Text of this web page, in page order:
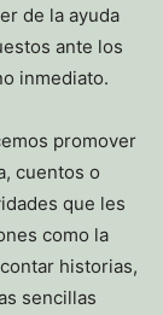
de la ayuda
ante los
inmediato.
promover
cuentos o
que les
como la
historias,
sencillas